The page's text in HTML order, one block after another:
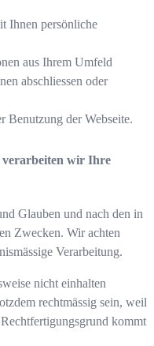
Ihnen persönliche
aus Ihrem Umfeld
abschliessen oder
Benutzung der Webseite.
verarbeiten wir Ihre
Glauben und nach den in
Zwecken. Wir achten
Verarbeitung.
nicht einhalten
rechtmässig sein, weil
kommt